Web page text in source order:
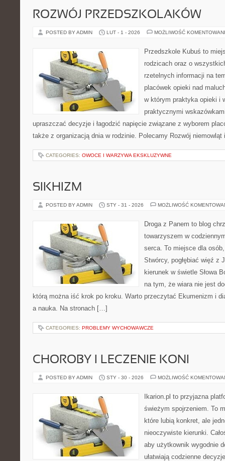
ROZWÓJ PRZEDSZKOLAKÓW
POSTED BY ADMIN LUT - 1 - 2026 MOŻLIWOŚĆ
Przedszkole Kubuś to
rodzicach oraz o
rzetelnych informacji na
placówek opieki nad
w którym praktyka opieki i
praktycznymi
upraszczać decyzje i łagodzić napięcie związane z wyborem
także z organizacją dnia w rodzinie. Polecamy Rozwój
CATEGORIES: OWOCE I WARZYWA EKSKLUZYWNE
SIKHIZM
POSTED BY ADMIN STY - 31 - 2026 MOŻLIWOŚĆ
Droga z Panem to blog
towarzyszem w
serca. To miejsce dla
Stwórcy, pogłębiać więź z
kierunek w świetle Słowa
na tym, że wiara nie jest
którą można iść krok po kroku. Warto przeczytać Ekumenizm i
a nauka. Na stronach […]
CATEGORIES: PROBLEMY WYCHOWAWCZE
CHOROBY I LECZENIE KONI
POSTED BY ADMIN STY - 30 - 2026 MOŻLIWOŚĆ
Ikarion.pl to przyjazna
świeżym spojrzeniem. To
które lubią konkret, ale
nieoczywiste kierunki.
aby użytkownik wygodnie
ułatwiają codzienne